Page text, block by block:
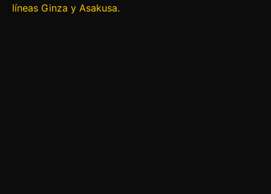
líneas Ginza y Asakusa.